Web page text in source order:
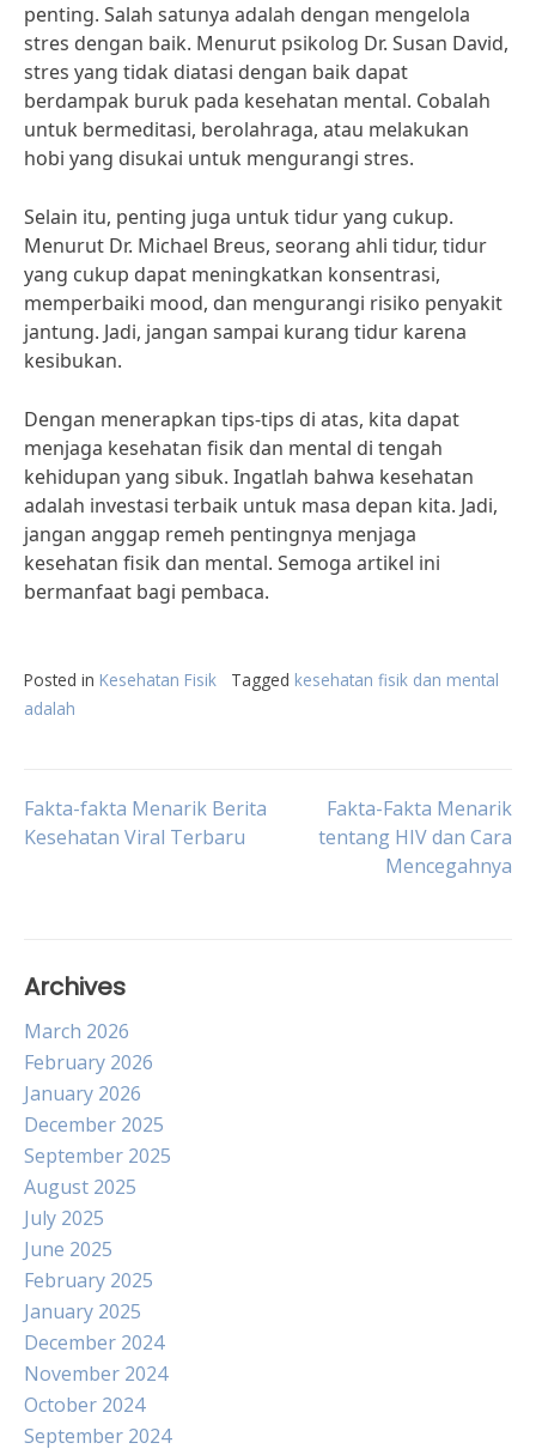
penting. Salah satunya adalah dengan mengelola
stres dengan baik. Menurut psikolog Dr. Susan David,
stres yang tidak diatasi dengan baik dapat
berdampak buruk pada kesehatan mental. Cobalah
untuk bermeditasi, berolahraga, atau melakukan
hobi yang disukai untuk mengurangi stres.
Selain itu, penting juga untuk tidur yang cukup.
Menurut Dr. Michael Breus, seorang ahli tidur, tidur
yang cukup dapat meningkatkan konsentrasi,
memperbaiki mood, dan mengurangi risiko penyakit
jantung. Jadi, jangan sampai kurang tidur karena
kesibukan.
Dengan menerapkan tips-tips di atas, kita dapat
menjaga kesehatan fisik dan mental di tengah
kehidupan yang sibuk. Ingatlah bahwa kesehatan
adalah investasi terbaik untuk masa depan kita. Jadi,
jangan anggap remeh pentingnya menjaga
kesehatan fisik dan mental. Semoga artikel ini
bermanfaat bagi pembaca.
Posted in Kesehatan Fisik Tagged kesehatan fisik dan mental
adalah
Post
Fakta-fakta Menarik Berita
Kesehatan Viral Terbaru
Fakta-Fakta Menarik
tentang HIV dan Cara
Mencegahnya
Archives
March 2026
February 2026
January 2026
December 2025
September 2025
August 2025
July 2025
June 2025
February 2025
January 2025
December 2024
November 2024
October 2024
September 2024